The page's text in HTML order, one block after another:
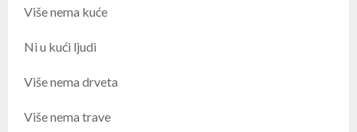
Više nema kuće
Ni u kući ljudi
Više nema drveta
Više nema trave